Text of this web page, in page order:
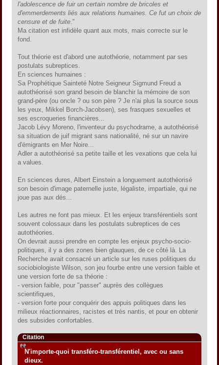
l'adolescence de fuir un certain nombre de bricoles et
d'emmerdements liés aux relations humaines. Ce fut un choix de
censure et de fuite."
Ma citation est infidèle quant aux mots, mais correcte sur le
fond.
Tout théorie est d'abord une autothéorie, notamment par ses
postulats subreptices.
En sciences humaines :
Sa Prophétique Sainteté Notre Seigneur Sigmund Freud a
autothéorisé son grand besoin de blanchir la mémoire de son
grand-père (ou oncle ? ou son père ? Je n'ai plus la source sous
les yeux, Mikkel Borch-Jacobsen), ses frasques sexuelles et
ses escroqueries financières...
Jacob Lévy Moreno, l'inventeur du psychodrame, a autothéorisé
sa situation de juif migrant sans nationalité, né sur un navire
d'émigrants en Mer Noire...
Adler a autothéorisé sa petite taille et les vexations que cela lui
a values.
En sciences dures, Albert Einstein a longuement autothéorisé
son besoin d'image paternelle juste, légaliste, impartiale, qui ne
joue pas aux dés...
Les autres ne font pas mieux. Et les enjeux transférentiels sont
souvent colossaux dans les postulats subreptices de ces
autothéories.
On devrait aussi prendre en compte les enjeux psycho-socio-
politiques, il y a des zones bien glauques, de ce côté là. La
Recherche avait consacré un article sur les ruses politiques du
sociobiologiste Wilson, son jeu fourbe entre une version faible et
une version forte de sa théorie :
- version faible, pour "passer" auprès des collègues
scientifiques,
- version forte pour conquérir des appuis politiques dans les
milieux réactionnaires, racistes et très nantis, et pour en obtenir
des subsides confortables.
Citation
N'importe-quoi transféro-transférentiel, avec ou sans
dieux.